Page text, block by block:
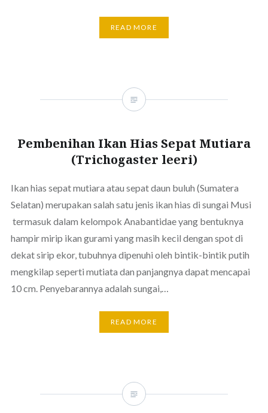
READ MORE
Pembenihan Ikan Hias Sepat Mutiara
(Trichogaster leeri)
Ikan hias sepat mutiara atau sepat daun buluh (Sumatera
Selatan) merupakan salah satu jenis ikan hias di sungai Musi
termasuk dalam kelompok Anabantidae yang bentuknya
hampir mirip ikan gurami yang masih kecil dengan spot di
dekat sirip ekor, tubuhnya dipenuhi oleh bintik-bintik putih
mengkilap seperti mutiata dan panjangnya dapat mencapai
10 cm. Penyebarannya adalah sungai,…
READ MORE